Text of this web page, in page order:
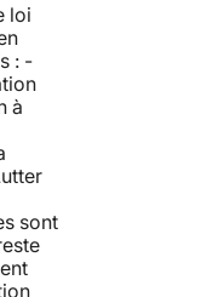
loi
: -
à
sont